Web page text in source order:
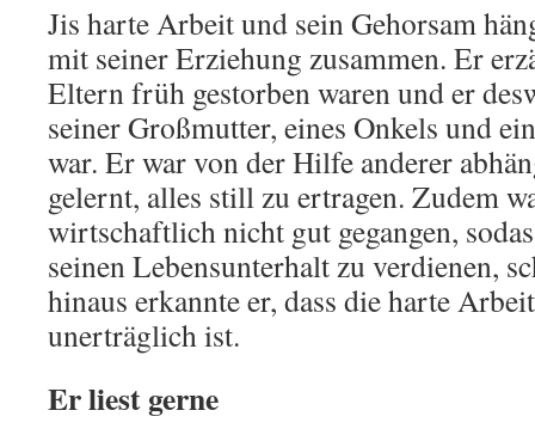
Jis harte Arbeit und sein Gehorsam
mit seiner Erziehung zusammen. Er
Eltern früh gestorben waren und er
seiner Großmutter, eines Onkels und
war. Er war von der Hilfe anderer
gelernt, alles still zu ertragen. Zudem
wirtschaftlich nicht gut gegangen,
seinen Lebensunterhalt zu verdienen,
hinaus erkannte er, dass die harte
unerträglich ist.
Er liest gerne